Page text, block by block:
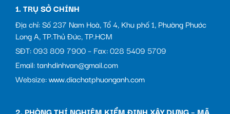
1. TRỤ SỞ CHÍNH
Địa chỉ: Số 237 Nam Hoà, Tổ 4, Khu phố 1, Phường Phước
Long A, TP.Thủ Đức, TP.HCM
SĐT: 093 809 7900 – Fax: 028 5409 5709
Email: tanhdinhvan@gmail.com
Websize: www.diachatphuonganh.com